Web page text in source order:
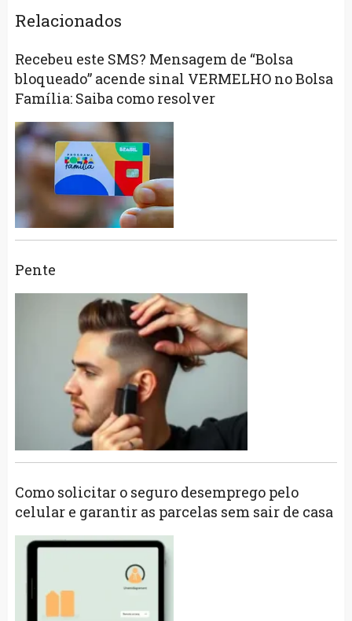
Relacionados
Recebeu este SMS? Mensagem de “Bolsa
bloqueado” acende sinal VERMELHO no Bolsa
Família: Saiba como resolver
Pente
Como solicitar o seguro desemprego pelo
celular e garantir as parcelas sem sair de casa